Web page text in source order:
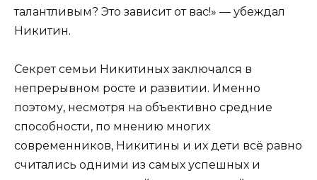
талантливым? Это зависит от вас!» — убеждал
Никитин.
Секрет семьи Никитиных заключался в
непрерывном росте и развитии. Именно
поэтому, несмотря на объективно средние
способности, по мнению многих
современников, Никитины и их дети всё равно
считались одними из самых успешных и